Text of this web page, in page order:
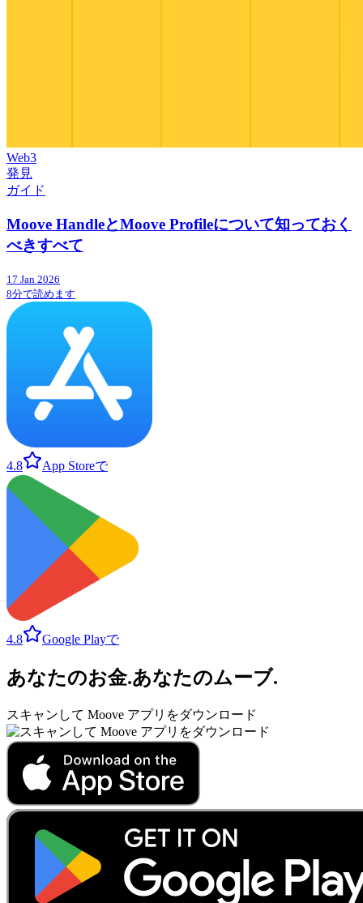
Web3
発見
ガイド
Moove HandleとMoove Profileについて知っておく
べきすべて
17 Jan 2026
8分で読めます
4.8 App Storeで
4.8 Google Playで
あなたのお金.あなたのムーブ.
スキャンして Moove アプリをダウンロード